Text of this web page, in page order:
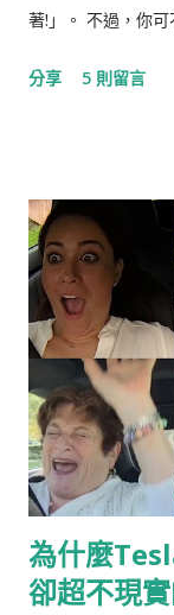
著!」。 不過，你可
力一流，更可堪稱
分享 5 則留言
為什麼
卻超不現